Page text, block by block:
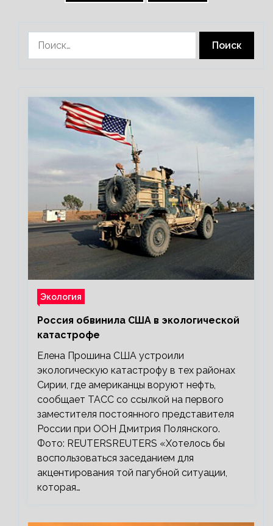
Экология
Россия обвинила США в экологической
катастрофе
Елена Прошина США устроили
экологическую катастрофу в тех районах
Сирии, где американцы воруют нефть,
сообщает ТАСС со ссылкой на первого
заместителя постоянного представителя
России при ООН Дмитрия Полянского.
Фото: REUTERSREUTERS «Хотелось бы
воспользоваться заседанием для
акцентирования той пагубной ситуации,
которая…